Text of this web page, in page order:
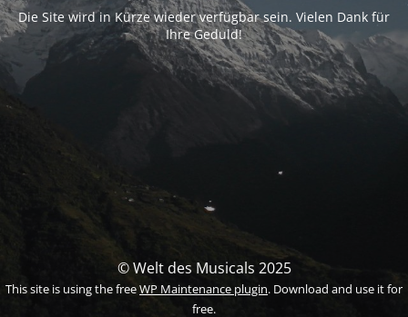
Die Site wird in Kürze wieder verfügbar sein. Vielen Dank für
Ihre Geduld!
© Welt des Musicals 2025
This site is using the freeWP Maintenance plugin. Download and use it for
free.